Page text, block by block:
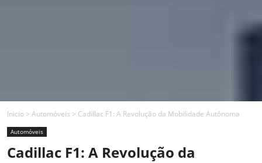
Inicio > Automóveis > Cadillac F1: A Revolução da Mobilidade Autônoma
Automóveis
Cadillac F1: A Revolução da